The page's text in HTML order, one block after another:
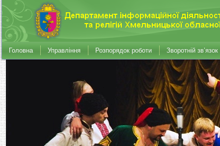
Головна Управління Розпорядок роботи Зворотній зв’язок